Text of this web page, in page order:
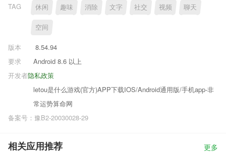
TAG 休闲 趣味 消除 文字 社交 视频 聊天
空间
版本
8.54.94
要求
Android 8.6 以上
隐私政策
开发者
letou是什么游戏(官方)APP下载IOS/Android通用版/手机app-非
常运势算命网
备案号：豫B2-20030028-29
相关应用推荐 更多